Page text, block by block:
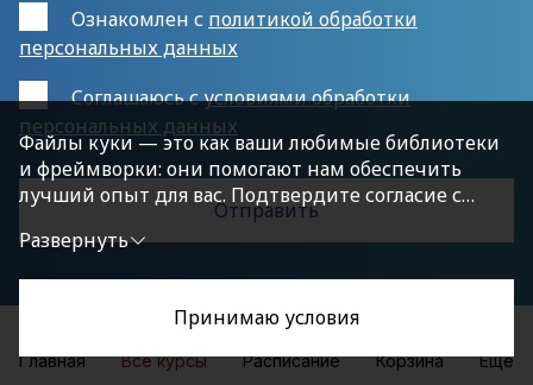
Ознакомлен с политикой обработки
персональных данных
Cоглашаюсь сусловиями обработки
персональных данных
Главная Все курсы Расписание Корзина Еще
Файлы куки — это как ваши любимые библиотеки
и фреймворки: они помогают нам обеспечить
лучший опыт для вас. Подтвердите согласие с
политикой конфиденциальности, нажав
«Принимаю условия», чтобы продолжить.
Развернуть
Принимаю условия